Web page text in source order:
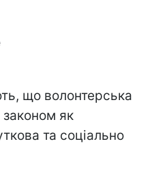
що волонтерська
законом як
та соціально